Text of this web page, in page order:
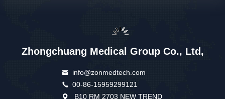
Zhongchuang Medical Group Co., Ltd,
info@zonmedtech.com
00-86-15959299121
B10 RM 2703 NEW TREND